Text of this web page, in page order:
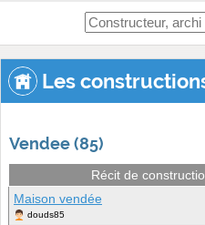
Les
Vendee (85)
Récit de
Maison vendée
douds85